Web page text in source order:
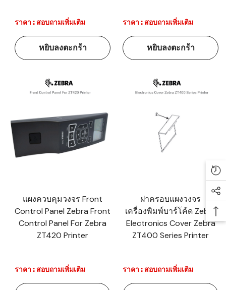
ราคา : สอบถามเพิ่มเติม
หยิบลงตะกร้า
ราคา : สอบถามเพิ่มเติม
หยิบลงตะกร้า
แผงควบคุมวงจร Front
Control Panel Zebra Front
Control Panel For Zebra
ZT420 Printer
ราคา : สอบถามเพิ่มเติม
ฝาครอบแผงวงจร
เครื่องพิมพ์บาร์โค้ด Zebra
Electronics Cover Zebra
ZT400 Series Printer
ราคา : สอบถามเพิ่มเติม